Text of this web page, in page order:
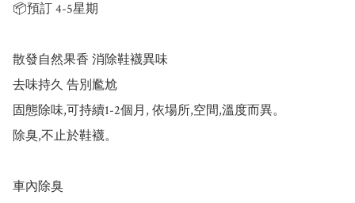
📦預訂 4-5星期
散發自然果香 消除鞋襪異味
去味持久 告別尷尬
固態除味,可持續1-2個月, 依場所,空間,溫度而異。
除臭,不止於鞋襪。
車內除臭